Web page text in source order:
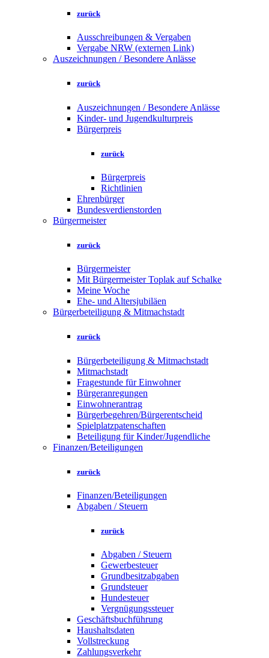
zurück
Ausschreibungen & Vergaben
Vergabe NRW (externen Link)
Auszeichnungen / Besondere Anlässe
zurück
Auszeichnungen / Besondere Anlässe
Kinder- und Jugendkulturpreis
Bürgerpreis
zurück
Bürgerpreis
Richtlinien
Ehrenbürger
Bundesverdienstorden
Bürgermeister
zurück
Bürgermeister
Mit Bürgermeister Toplak auf Schalke
Meine Woche
Ehe- und Altersjubiläen
Bürgerbeteiligung & Mitmachstadt
zurück
Bürgerbeteiligung & Mitmachstadt
Mitmachstadt
Fragestunde für Einwohner
Bürgeranregungen
Einwohnerantrag
Bürgerbegehren/Bürgerentscheid
Spielplatzpatenschaften
Beteiligung für Kinder/Jugendliche
Finanzen/Beteiligungen
zurück
Finanzen/Beteiligungen
Abgaben / Steuern
zurück
Abgaben / Steuern
Gewerbesteuer
Grundbesitzabgaben
Grundsteuer
Hundesteuer
Vergnügungssteuer
Geschäftsbuchführung
Haushaltsdaten
Vollstreckung
Zahlungsverkehr